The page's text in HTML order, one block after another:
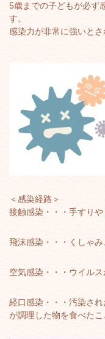
5歳までの子どもが必ず
す。
感染力が非常に強いとさ
＜感染経路＞
接触感染・・・手すり
飛沫感染・・・くしゃ
空気感染・・・ウイル
経口感染・・・汚染さ
が調理した物を食べたこ